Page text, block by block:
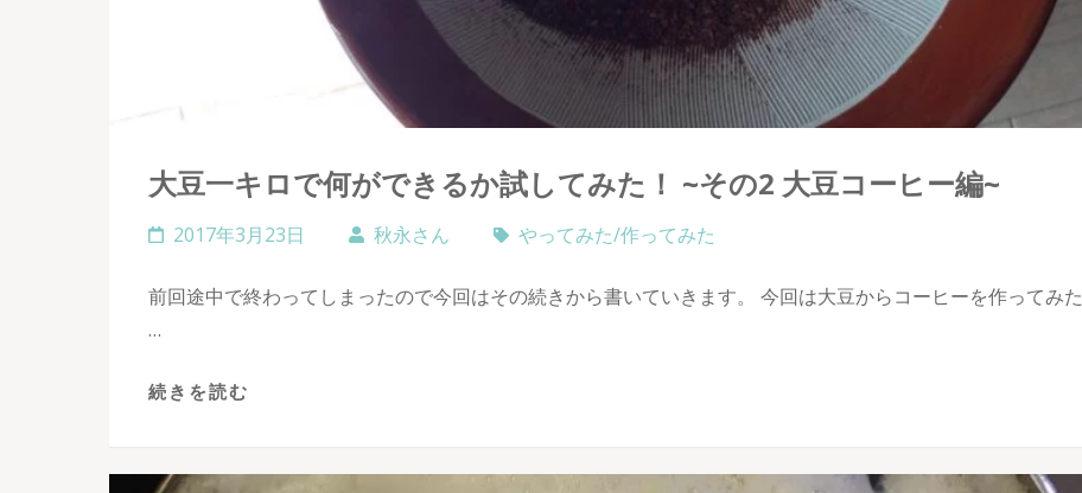
大豆一キロで何ができるか試してみた！ ~その2 大豆コーヒー編~
2017年3月23日 秋永さん やってみた/作ってみた
前回途中で終わってしまったので今回はその続きから書いていきます。 今回は大豆からコーヒーを作ってみた
…
続きを読む